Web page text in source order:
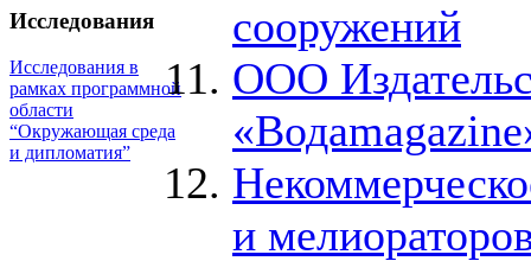
Исследования
Исследования в
рамках программной
области
“Окружающая среда
и дипломатия”
сооружений
ООО
и